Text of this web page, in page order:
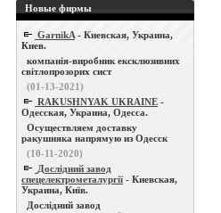
Новые фирмы
GarnikA - Киевская, Украина,
Киев.
компанія-виробник ексклюзивних
світлопрозорих сист
(01-13-2021)
RAKUSHNYAK UKRAINE -
Одесская, Украина, Одесса.
Осуществляем доставку
ракушняка напрямую из Одесск
(10-11-2020)
Дослідний завод
спецелектрометалургії - Киевская,
Украина, Київ.
Дослідний завод